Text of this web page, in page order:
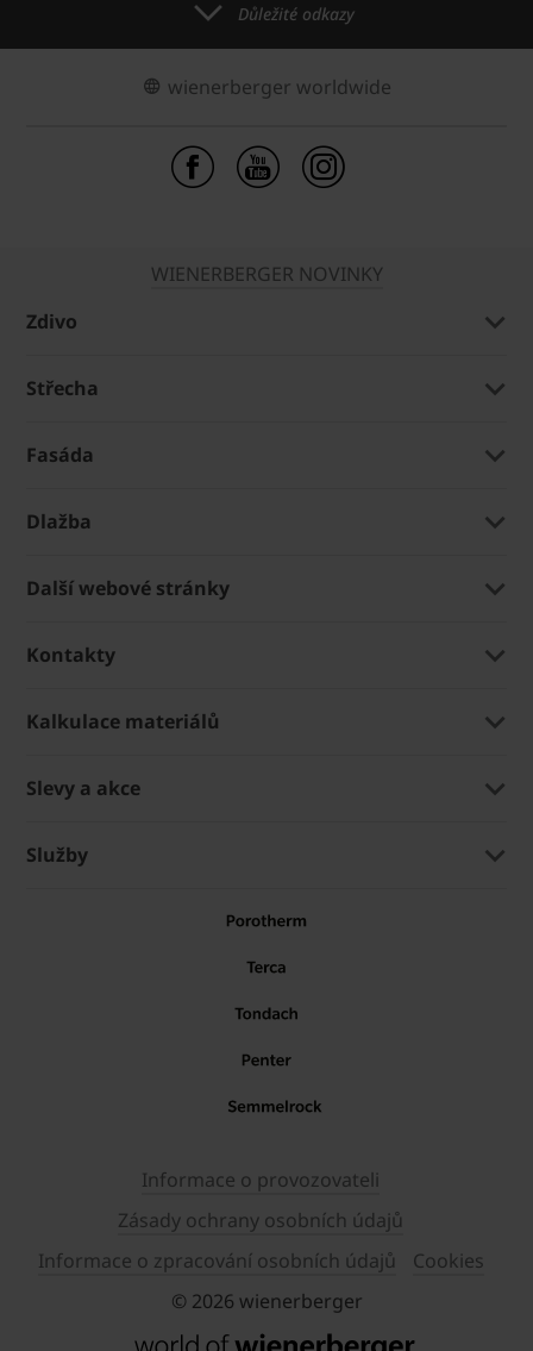
Důležité odkazy
wienerberger worldwide
WIENERBERGER NOVINKY
Zdivo
Střecha
Fasáda
Dlažba
Další webové stránky
Kontakty
Kalkulace materiálů
Slevy a akce
Služby
Informace o provozovateli
Zásady ochrany osobních údajů
Informace o zpracování osobních údajů
Cookies
© 2026 wienerberger